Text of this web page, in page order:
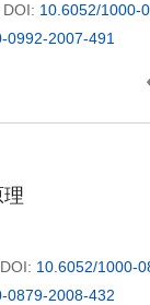
DOI: 10.6052/1000-
0992-2007-491
DOI: 10.6052/1000-
0879-2008-432